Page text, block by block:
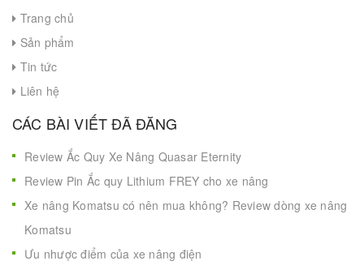
Trang chủ
Sản phẩm
Tin tức
Liên hệ
CÁC BÀI VIẾT ĐÃ ĐĂNG
Review Ắc Quy Xe Nâng Quasar Eternity
Review Pin Ắc quy Lithium FREY cho xe nâng
Xe nâng Komatsu có nên mua không? Review dòng xe nâng
Komatsu
Ưu nhược điểm của xe nâng điện